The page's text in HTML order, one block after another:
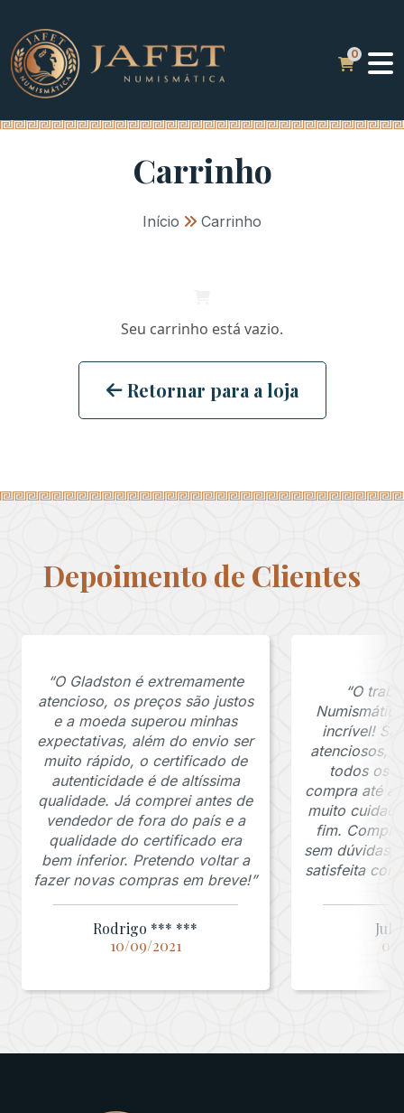
Carrinho
Início » Carrinho
Seu carrinho está vazio.
Retornar para a loja
Depoimento de Clientes
“O Gladston é extremamente
atencioso, os preços são justos
e a moeda superou minhas
expectativas, além do envio ser
muito rápido, o certificado de
autenticidade é de altíssima
qualidade. Já comprei antes de
vendedor de fora do país e a
qualidade do certificado era
bem inferior. Pretendo voltar a
fazer novas compras em breve!”
Rodrigo *** ***
10/09/2021
“O
incrível!
atenciosos,
todos os
compra até a
muito
fim.
sem dúvidas,
satisfeita com
03/